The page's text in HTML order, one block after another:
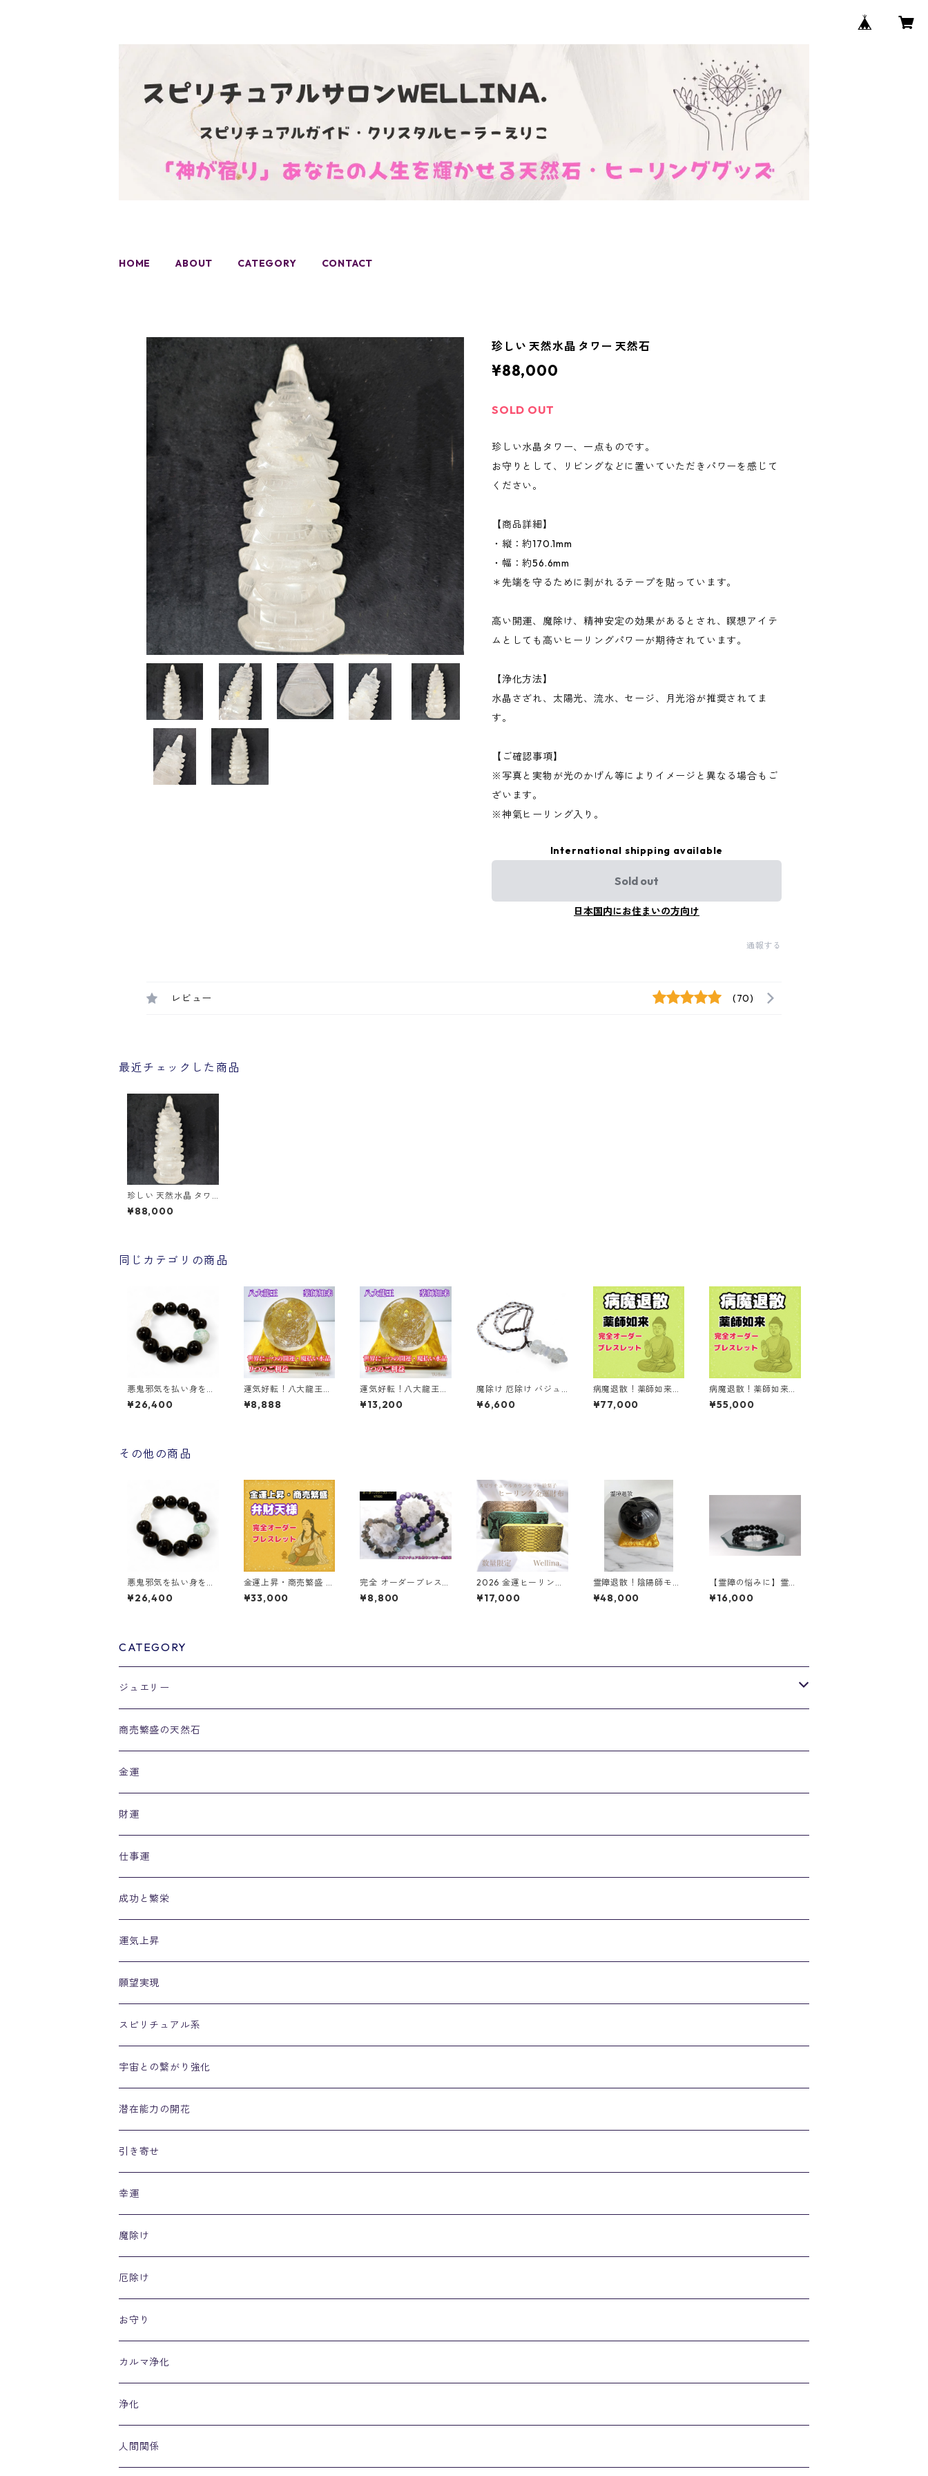
HOME ABOUT CATEGORY CONTACT
珍しい 天然水晶 タワー 天然石
¥88,000
SOLD OUT
珍しい水晶タワー、一点ものです。
お守りとして、リビングなどに置いていただきパワーを感じて
ください。
【商品詳細】
・縦：約170.1mm
・幅：約56.6mm
＊先端を守るために剥がれるテープを貼っています。
高い開運、魔除け、精神安定の効果があるとされ、瞑想アイテ
ムとしても高いヒーリングパワーが期待されています。
【浄化方法】
水晶さざれ、太陽光、流水、セージ、月光浴が推奨されてま
す。
【ご確認事項】
※写真と実物が光のかげん等によりイメージと異なる場合もご
ざいます。
※神氣ヒーリング入り。
International shipping available
Sold out
日本国内にお住まいの方向け
通報する
レビュー (70)
最近チェックした商品
珍しい 天然水晶 タワ
ー 天然石
¥88,000
同じカテゴリの商品
悪鬼邪気を払い身を守
る ブレスレット 16ミ
リ玉
¥26,400
運気好転！八大龍王・
薬師如来 水晶丸玉
【小】
¥8,888
運気好転！八大龍王・
薬師如来 水晶丸玉
【大】
¥13,200
魔除け 厄除け バジュ
ラー水晶ネックレス 天
然石 パワーストーン
¥6,600
病魔退散！薬師如来様
あなただけの完全オー
ダーブレスレット
¥77,000
病魔退散！薬師如来様
あなただけの完全オー
ダーブレスレット
¥55,000
その他の商品
悪鬼邪気を払い身を守
る ブレスレット 16ミ
リ玉
¥26,400
金運上昇・商売繁盛 あ
なただけの特別オーダ
ーブレスレット
¥33,000
完全 オーダーブレス
（7,000円） 世界にた
った１つのパワースト
¥8,800
2026 金運ヒーリング
財布ダイヤモンドパイ
ソン本革 ブルー
¥17,000
霊障退散！陰陽師モリ
オン丸玉 スターモリオ
ン
¥48,000
【霊障の悩みに】霊的
守護 モリオン バジュ
ラー付 ブレスレット 1
¥16,000
CATEGORY
ジュエリー
リング
商売繁盛の天然石
金運
財運
仕事運
成功と繁栄
運気上昇
願望実現
スピリチュアル系
宇宙との繋がり強化
潜在能力の開花
引き寄せ
幸運
魔除け
厄除け
お守り
カルマ浄化
浄化
人間関係